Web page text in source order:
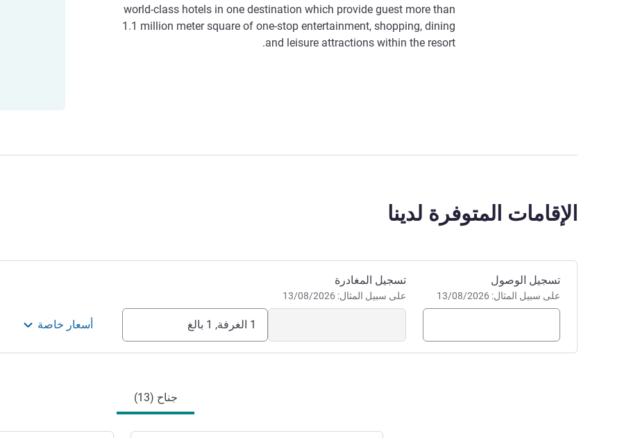
world-class hotels in one destination which provide guest more than
1.1 million meter square of one-stop entertainment, shopping, dining
and leisure attractions within the resort.
الإقامات المتوفرة لدينا
احجز في هذا الفندق
تسجيل الوصول
على سبيل المثال: 13/08/2026
تسجيل المغادرة
على سبيل المثال: 13/08/2026
1 الغرفة, 1 بالغ أسعار خاصة
جناح (13)